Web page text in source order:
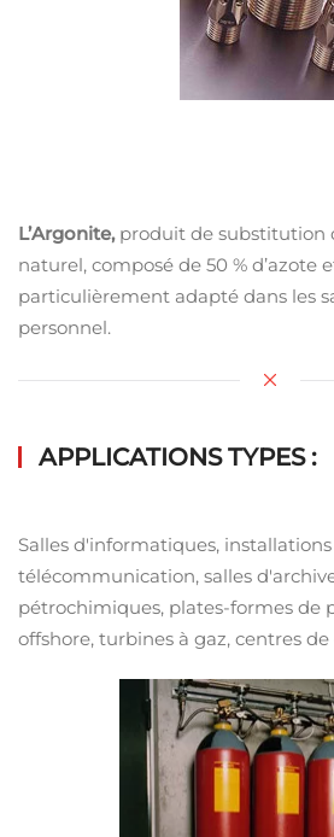
L’Argonite, produit de substitution
naturel, composé de 50 % d’azote
particulièrement adapté dans les
personnel.
APPLICATIONS TYPES :
Salles d'informatiques,
télécommunication, salles
pétrochimiques, plates-formes de
offshore, turbines à gaz, centres